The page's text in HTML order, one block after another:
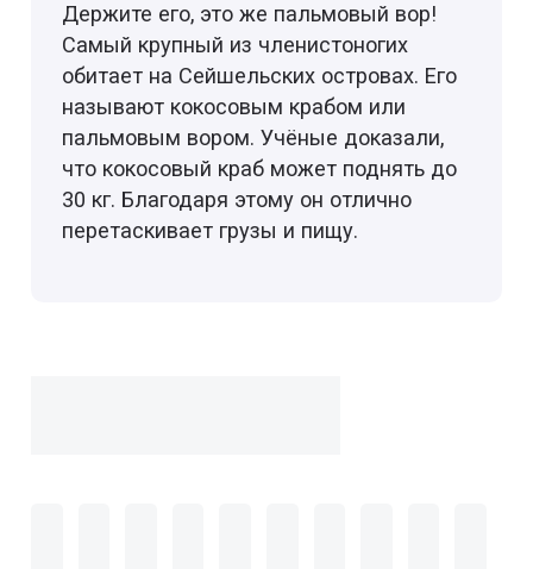
Держите его, это же пальмовый вор!
Самый крупный из членистоногих
обитает на Сейшельских островах. Его
называют кокосовым крабом или
пальмовым вором. Учёные доказали,
что кокосовый краб может поднять до
30 кг. Благодаря этому он отлично
перетаскивает грузы и пищу.